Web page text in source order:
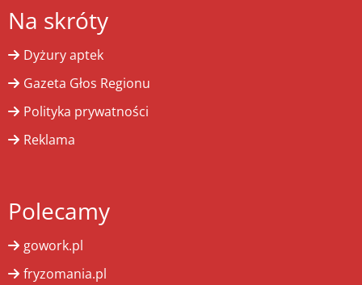
Na skróty
Dyżury aptek
Gazeta Głos Regionu
Polityka prywatności
Reklama
Polecamy
gowork.pl
fryzomania.pl